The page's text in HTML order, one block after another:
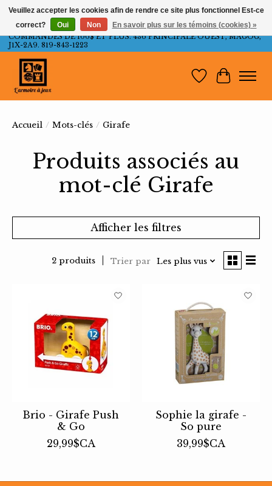
LIVRAISON GRATUITE AU QUÉBEC ET ONTARIO POUR LES
COMMANDES DE 100$ ET PLUS. 436 PRINCIPALE OUEST, MAGOG,
J1X-2A9. 819-843-1223
Liste dePanier
Accueil / Mots-clés / Girafe
Produits associés au
mot-clé Girafe
Afficher les filtres
2 produits Trier par Les plus vus
Brio - Girafe Push
& Go
29,99$CA
Sophie la girafe -
So pure
39,99$CA
Veuillez accepter les cookies afin de rendre ce site plus fonctionnel Est-ce
correct?
Oui Non En savoir plus sur les témoins (cookies) »